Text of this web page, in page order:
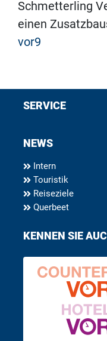
Schmetterling
einen
vor9
SERVICE
NEWS
Intern
Touristik
Reiseziele
Querbeet
KENNEN SIE